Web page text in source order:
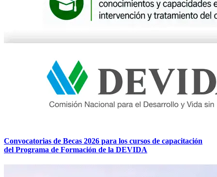
Convocatorias de Becas 2026 para los cursos de capacitación
del Programa de Formación de la DEVIDA